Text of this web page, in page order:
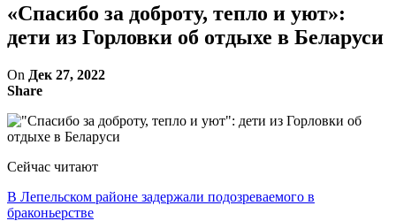
«Спасибо за доброту, тепло и уют»:
дети из Горловки об отдыхе в Беларуси
On Дек 27, 2022
Share
Сейчас читают
В Лепельском районе задержали подозреваемого в
браконьерстве